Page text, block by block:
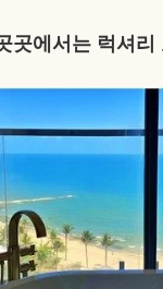
에서는 럭셔